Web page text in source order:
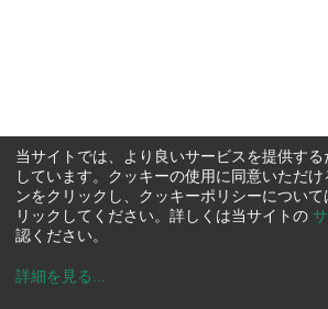
当サイトでは、より良いサービスを提供す
しています。クッキーの使用に同意いただ
ンをクリックし、クッキーポリシーについ
リックしてください。詳しくは当サイトの
認ください。
詳細を見る ...